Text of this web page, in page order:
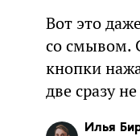
Вот это
со смывом.
кнопки
две сразу
Илья